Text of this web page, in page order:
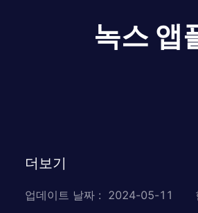
녹스 앱
더보기
업데이트 날짜 : 2024-05-11